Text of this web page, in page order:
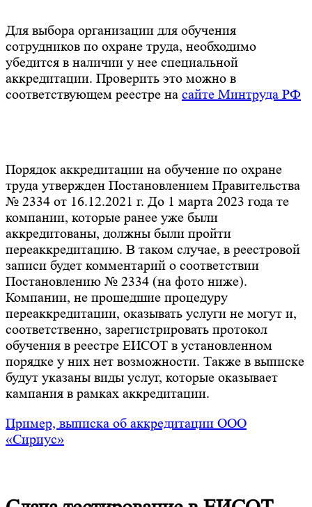
Для выбора организации для обучения
сотрудников по охране труда, необходимо
убедится в наличии у нее специальной
аккредитации. Проверить это можно в
соответствующем реестре на сайте Минтруда РФ
Порядок аккредитации на обучение по охране
труда утвержден Постановлением Правительства
№ 2334 от 16.12.2021 г. До 1 марта 2023 года те
компании, которые ранее уже были
аккредитованы, должны были пройти
переаккредитацию. В таком случае, в реестровой
записи будет комментарий о соответствии
Постановлению № 2334 (на фото ниже).
Компании, не прошедшие процедуру
переаккредитации, оказывать услуги не могут и,
соответственно, зарегистрировать протокол
обучения в реестре ЕИСОТ в установленном
порядке у них нет возможности. Также в выписке
будут указаны виды услуг, которые оказывает
кампания в рамках аккредитации.
Пример, выписка об аккредитации ООО
«Сириус»